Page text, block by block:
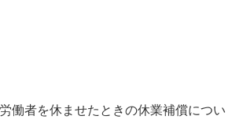
働者を休ませたときの休業補償につい